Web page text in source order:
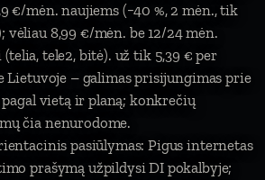
€/mėn. naujiems (−40 %, 2 mėn., tik
vėliau 8,99 €/mėn. be 12/24 mėn.
tele2, bitė). už tik 5,39 € per
Lietuvoje – galimas prisijungimas prie
vietą ir planą; konkrečių
čia nenurodome.
pasiūlymas: Pigus internetas
prašymą užpildysi DI pokalbyje;